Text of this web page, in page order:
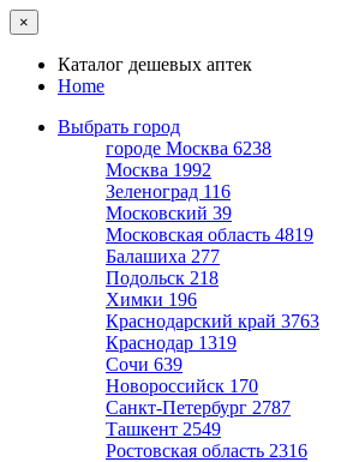
×
Каталог дешевых аптек
Home
Выбрать город
городе Москва 6238
Москва 1992
Зеленоград 116
Московский 39
Московская область 4819
Балашиха 277
Подольск 218
Химки 196
Краснодарский край 3763
Краснодар 1319
Сочи 639
Новороссийск 170
Санкт-Петербург 2787
Ташкент 2549
Ростовская область 2316